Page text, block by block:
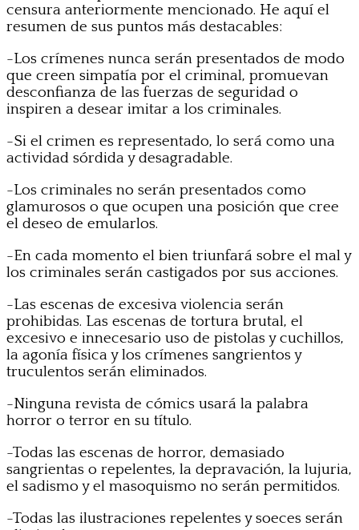
censura anteriormente mencionado. He aquí el
resumen de sus puntos más destacables:
-Los crímenes nunca serán presentados de modo
que creen simpatía por el criminal, promuevan
desconfianza de las fuerzas de seguridad o
inspiren a desear imitar a los criminales.
-Si el crimen es representado, lo será como una
actividad sórdida y desagradable.
-Los criminales no serán presentados como
glamurosos o que ocupen una posición que cree
el deseo de emularlos.
-En cada momento el bien triunfará sobre el mal y
los criminales serán castigados por sus acciones.
-Las escenas de excesiva violencia serán
prohibidas. Las escenas de tortura brutal, el
excesivo e innecesario uso de pistolas y cuchillos,
la agonía física y los crímenes sangrientos y
truculentos serán eliminados.
-Ninguna revista de cómics usará la palabra
horror o terror en su título.
-Todas las escenas de horror, demasiado
sangrientas o repelentes, la depravación, la lujuria,
el sadismo y el masoquismo no serán permitidos.
-Todas las ilustraciones repelentes y soeces serán